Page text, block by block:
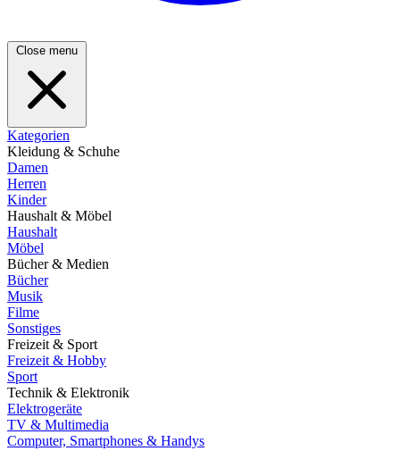
Close menu
Kategorien
Kleidung & Schuhe
Damen
Herren
Kinder
Haushalt & Möbel
Haushalt
Möbel
Bücher & Medien
Bücher
Musik
Filme
Sonstiges
Freizeit & Sport
Freizeit & Hobby
Sport
Technik & Elektronik
Elektrogeräte
TV & Multimedia
Computer, Smartphones & Handys